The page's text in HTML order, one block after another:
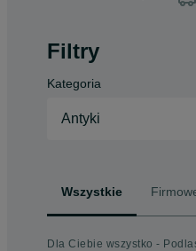
Filtry
Kategoria
Antyki
Wszystkie
Dla Ciebie wszystko -